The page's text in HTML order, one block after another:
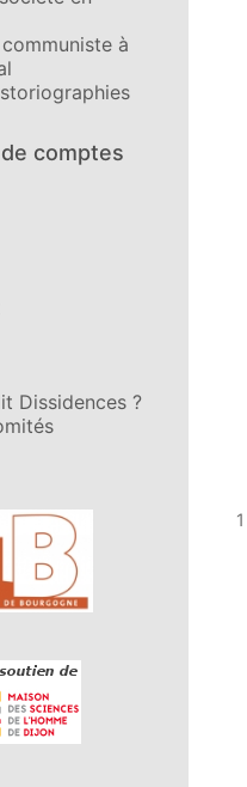
à
comptes
Dissidences ?